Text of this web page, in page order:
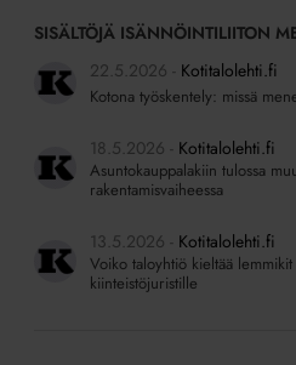
SISÄLTÖJÄ ISÄNNÖINTILIITON
22.5.2026
Kotitalolehti.fi
Kotona työskentely: missä
18.5.2026 Kotitalolehti.fi
Asuntokauppalakiin tulossa
rakentamisvaiheessa
13.5.2026 Kotitalolehti.fi
Voiko taloyhtiö kieltää
kiinteistöjuristille